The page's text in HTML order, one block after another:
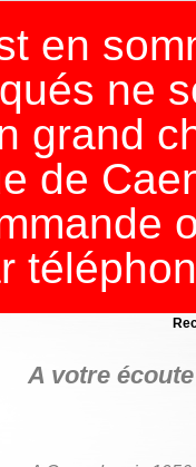
en
ne
grand
de
A votre